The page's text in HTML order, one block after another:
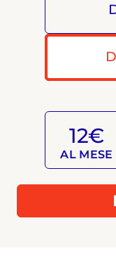
12€
AL MESE